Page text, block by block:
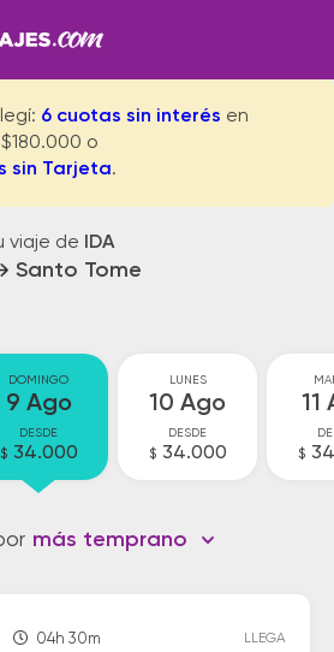
6 cuotas sin interés en
o
sin Tarjeta.
viaje de IDA
Santo Tome
DOMINGO
9 Ago
DESDE
$ 34.000
LUNES
10 Ago
DESDE
$ 34.000
11
$
más temprano
04h 30m LLEGA